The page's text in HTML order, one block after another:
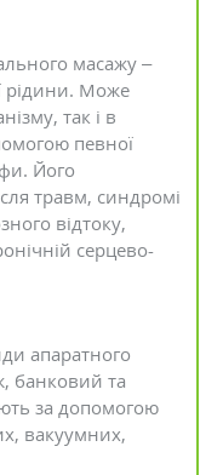
масажу –
рідини. Може
так і в
певної
Його
травм, синдромі
відтоку,
серцево-
апаратного
банковий та
за допомогою
вакуумних,